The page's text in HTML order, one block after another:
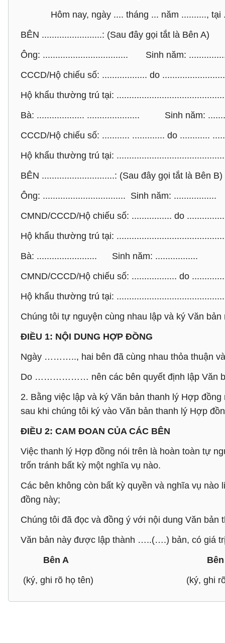
Hôm nay, ngày .... tháng ... năm .........., tại
BÊN ........................: (Sau đây gọi tắt là Bên A)
Ông: .................................. Sinh năm:
CCCD/Hộ chiếu số: .................. do
Hộ khẩu thường trú tại:
Bà: ................... ..................... Sinh năm:
CCCD/Hộ chiếu số: ........... ............. do ............
Hộ khẩu thường trú tại:
BÊN .............................: (Sau đây gọi tắt là Bên B)
Ông: ................................. Sinh năm: .................
CMND/CCCD/Hộ chiếu số: ................ do
Hộ khẩu thường trú tại:
Bà: ........................ Sinh năm: .................
CMND/CCCD/Hộ chiếu số: .................. do
Hộ khẩu thường trú tại: ...........................................
Chúng tôi tự nguyện cùng nhau lập và ký Văn
ĐIỀU 1: NỘI DUNG HỢP ĐỒNG
Ngày ……….., hai bên đã cùng nhau thỏa
Do ……………… nên các bên quyết định lập Văn
2. Bằng việc lập và ký Văn bản thanh lý Hợp
sau khi chúng tôi ký vào Văn bản thanh lý Hợp
ĐIỀU 2: CAM ĐOAN CỦA CÁC BÊN
Việc thanh lý Hợp đồng nói trên là hoàn toàn tự
trốn tránh bất kỳ một nghĩa vụ nào.
Các bên không còn bất kỳ quyền và nghĩa vụ
đồng này;
Chúng tôi đã đọc và đồng ý với nội dung Văn
Văn bản này được lập thành …..(….) bản, có giá
Bên A Bên
(ký, ghi rõ họ tên) (ký, ghi